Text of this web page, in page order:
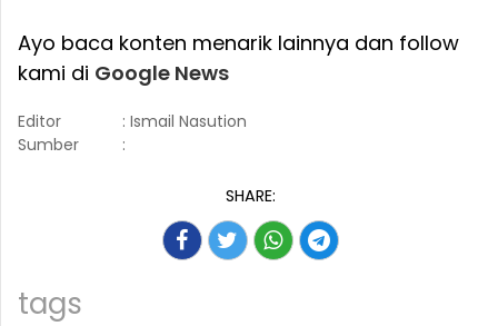
Ayo baca konten menarik lainnya dan follow
kami di Google News
Editor
: Ismail Nasution
Sumber
:
SHARE:
tags